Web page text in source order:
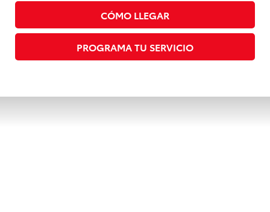
CÓMO LLEGAR
PROGRAMA TU SERVICIO